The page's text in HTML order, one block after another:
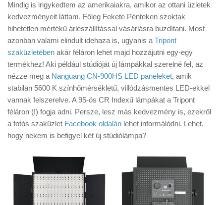
Tudástár
Tanácsok
Érdekességek
Helyszíni Riport
E-BB
Mindig is irigykedtem az amerikaiakra, amikor az ottani üzletek
kedvezményeit láttam. Főleg Fekete Pénteken szoktak
hihetetlen mértékű árleszállítással vásárlásra buzdítani. Most
azonban valami elindult idehaza is, ugyanis a Tripont
szaküzletében akár féláron lehet majd hozzájutni egy-egy
termékhez! Aki például stúdióját új lámpákkal szerelné fel, az
nézze meg a Nanguang CN-900HS LED paneleket, amik
stabilan 5600 K színhőmérsékletű, villódzásmentes LED-ekkel
vannak felszerelve. A 95-ös CR Indexű lámpákat a Tripont
féláron (!) fogja adni. Persze, lesz más kedvezmény is, ezekről
a fotós szaküzlet Facebook oldalán lehet informálódni. Lehet,
hogy nekem is befigyel két új stúdiólámpa?